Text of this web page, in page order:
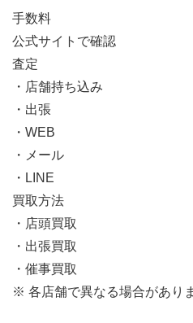
手数料
公式サイトで確認
査定
・店舗持ち込み
・出張
・WEB
・メール
・LINE
買取方法
・店頭買取
・出張買取
・催事買取
※ 各店舗で異なる場合があり